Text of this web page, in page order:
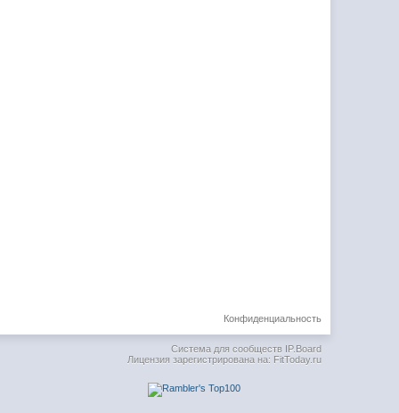
Конфиденциальность
Система для сообществ IP.Board
Лицензия зарегистрирована на: FitToday.ru